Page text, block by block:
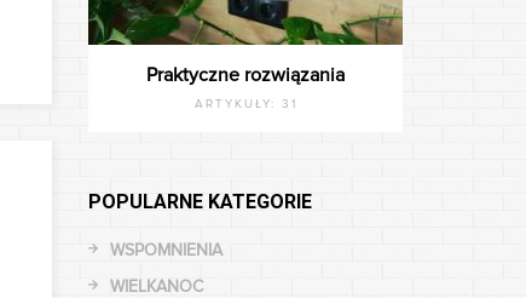
Praktyczne rozwiązania
ARTYKUŁY: 31
POPULARNE KATEGORIE
WSPOMNIENIA
WIELKANOC